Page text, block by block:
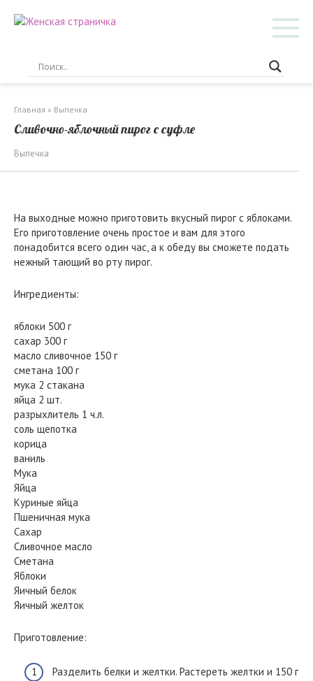
Главная » Выпечка
Сливочно-яблочный пирог с суфле
Выпечка
На выходные можно приготовить вкусный пирог с яблоками.
Его приготовление очень простое и вам для этого
понадобится всего один час, а к обеду вы сможете подать
нежный тающий во рту пирог.
Ингредиенты:
яблоки 500 г
сахар 300 г
масло сливочное 150 г
сметана 100 г
мука 2 стакана
яйца 2 шт.
разрыхлитель 1 ч.л.
соль щепотка
корица
ваниль
Мука
Яйца
Куриные яйца
Пшеничная мука
Сахар
Сливочное масло
Сметана
Яблоки
Яичный белок
Яичный желток
Приготовление:
Разделить белки и желтки. Растереть желтки и 150 г